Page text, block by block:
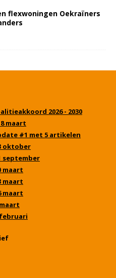
flexwoningen Oekraïners
2026 - 2030
maart
#1 met 5 artikelen
oktober
september
maart
maart
maart